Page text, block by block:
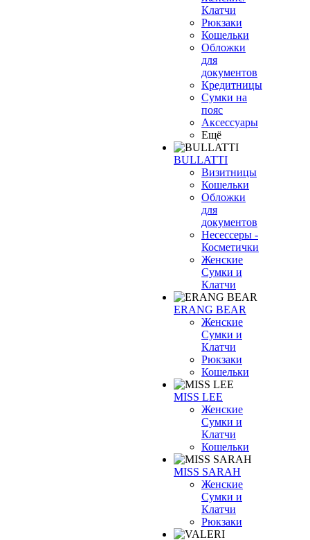
Клатчи
Рюкзаки
Кошельки
Обложки
для
документов
Кредитницы
Сумки на
пояс
Аксессуары
Ещё
BULLATTI
Визитницы
Кошельки
Обложки
для
документов
Несессеры -
Косметички
Женские
Сумки и
Клатчи
ERANG BEAR
Женские
Сумки и
Клатчи
Рюкзаки
Кошельки
MISS LEE
Женские
Сумки и
Клатчи
Кошельки
MISS SARAH
Женские
Сумки и
Клатчи
Рюкзаки